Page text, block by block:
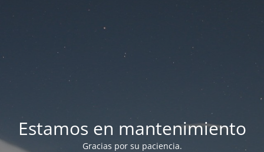
Estamos en mantenimiento
Gracias por su paciencia.